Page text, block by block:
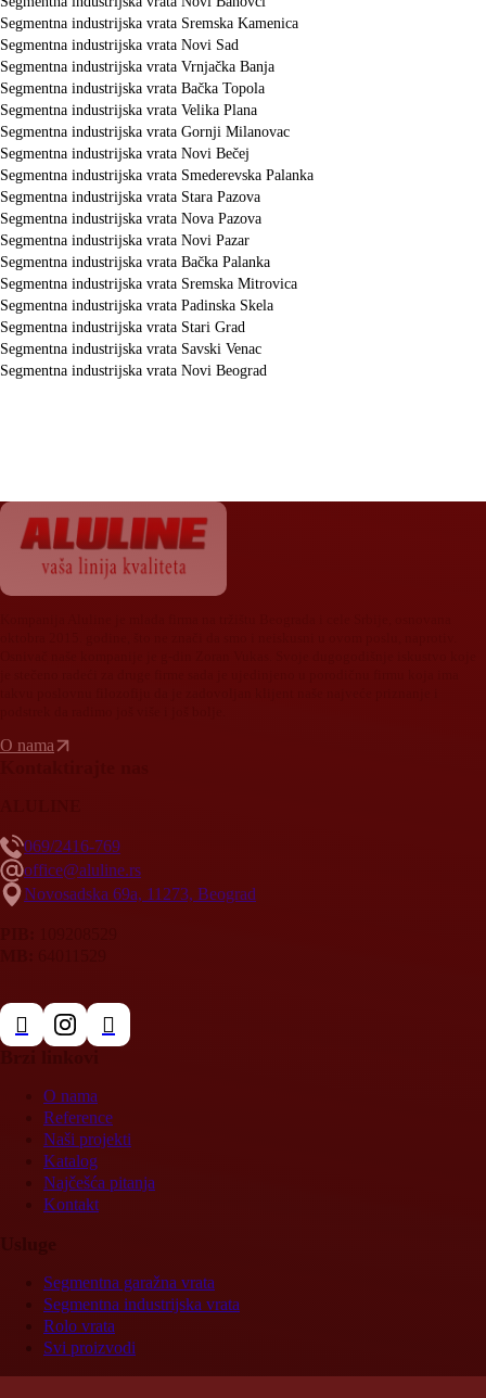
Segmentna industrijska vrata Sremska Kamenica
Segmentna industrijska vrata Novi Sad
Segmentna industrijska vrata Vrnjačka Banja
Segmentna industrijska vrata Bačka Topola
Segmentna industrijska vrata Velika Plana
Segmentna industrijska vrata Gornji Milanovac
Segmentna industrijska vrata Novi Bečej
Segmentna industrijska vrata Smederevska Palanka
Segmentna industrijska vrata Stara Pazova
Segmentna industrijska vrata Nova Pazova
Segmentna industrijska vrata Novi Pazar
Segmentna industrijska vrata Bačka Palanka
Segmentna industrijska vrata Sremska Mitrovica
Segmentna industrijska vrata Padinska Skela
Segmentna industrijska vrata Stari Grad
Segmentna industrijska vrata Savski Venac
Segmentna industrijska vrata Novi Beograd
O nama
O nama
Reference
Naši projekti
Katalog
Najčešća pitanja
Kontakt
Segmentna garažna vrata
Segmentna industrijska vrata
Rolo vrata
Svi proizvodi
069/2416-769
office@aluline.rs
Novosadska 69a, 11273, Beograd